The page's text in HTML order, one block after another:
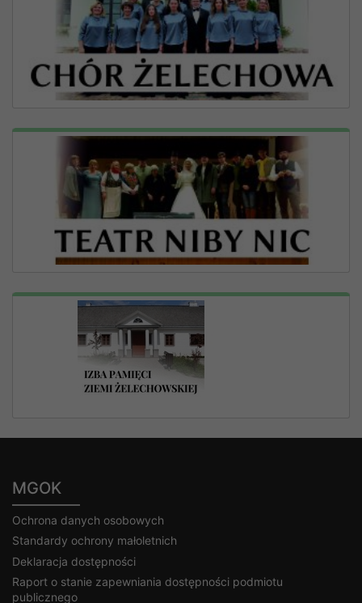
MGOK
Ochrona danych osobowych
Standardy ochrony małoletnich
Deklaracja dostępności
Raport o stanie zapewniania dostępności podmiotu
publicznego